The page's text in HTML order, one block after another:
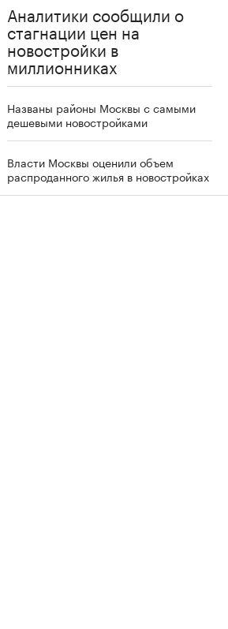
Аналитики сообщили о
стагнации цен на
новостройки в
миллионниках
Названы районы Москвы с самыми
дешевыми новостройками
Власти Москвы оценили объем
распроданного жилья в новостройках